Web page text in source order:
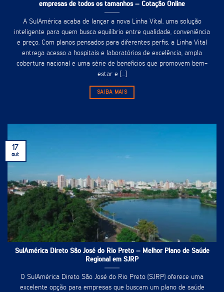
empresas de todos os tamanhos – Cotação Online
A SulAmérica acaba de lançar a nova Linha Vital, uma solução
inteligente para quem busca equilíbrio entre qualidade, conveniência
e preço. Com planos pensados para diferentes perfis, a Linha Vital
entrega acesso a hospitais e laboratórios de excelência, ampla
cobertura nacional e uma série de benefícios que promovem bem-
estar e [...]
SAIBA MAIS
SulAmérica Direto São José do Rio Preto – Melhor Plano de Saúde
Regional em SJRP
O SulAmérica Direto São José do Rio Preto (SJRP) oferece uma
excelente opção para empresas que buscam um plano de saúde
17
out